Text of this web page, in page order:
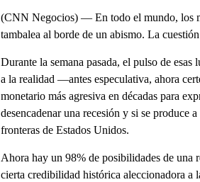
(CNN Negocios) — En todo el mundo, los
tambalea al borde de un abismo. La
Durante la semana pasada, el pulso de esas
a la realidad —antes especulativa, ahora
monetario más agresiva en décadas para
desencadenar una recesión y si se produce
fronteras de Estados Unidos.
Ahora hay un 98% de posibilidades de una
cierta credibilidad histórica aleccionadora a